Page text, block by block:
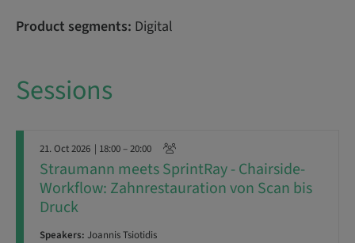
Product segments: Digital
Sessions
21. Oct 2026 | 18:00 – 20:00
Straumann meets SprintRay - Chairside-
Workflow: Zahnrestauration von Scan bis
Druck
Speakers: Joannis Tsiotidis